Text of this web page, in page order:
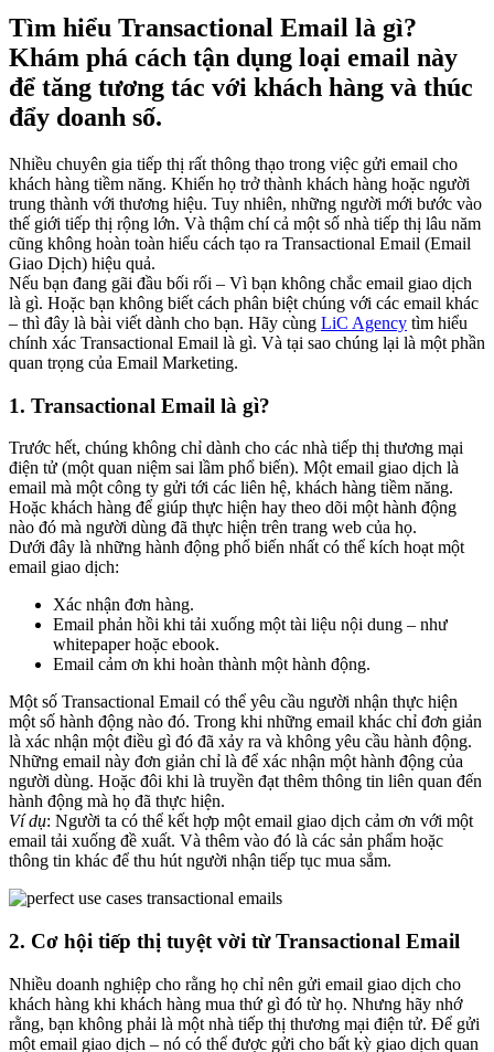
Tìm hiểu Transactional Email là gì?
Khám phá cách tận dụng loại email này
để tăng tương tác với khách hàng và thúc
đẩy doanh số.
Nhiều chuyên gia tiếp thị rất thông thạo trong việc gửi email cho
khách hàng tiềm năng. Khiến họ trở thành khách hàng hoặc người
trung thành với thương hiệu. Tuy nhiên, những người mới bước vào
thế giới tiếp thị rộng lớn. Và thậm chí cả một số nhà tiếp thị lâu năm
cũng không hoàn toàn hiểu cách tạo ra Transactional Email (Email
Giao Dịch) hiệu quả.
Nếu bạn đang gãi đầu bối rối – Vì bạn không chắc email giao dịch
là gì. Hoặc bạn không biết cách phân biệt chúng với các email khác
– thì đây là bài viết dành cho bạn. Hãy cùng LiC Agency tìm hiểu
chính xác Transactional Email là gì. Và tại sao chúng lại là một phần
quan trọng của Email Marketing.
1. Transactional Email là gì?
Trước hết, chúng không chỉ dành cho các nhà tiếp thị thương mại
điện tử (một quan niệm sai lầm phổ biến). Một email giao dịch là
email mà một công ty gửi tới các liên hệ, khách hàng tiềm năng.
Hoặc khách hàng để giúp thực hiện hay theo dõi một hành động
nào đó mà người dùng đã thực hiện trên trang web của họ.
Dưới đây là những hành động phổ biến nhất có thể kích hoạt một
email giao dịch:
Xác nhận đơn hàng.
Email phản hồi khi tải xuống một tài liệu nội dung – như
whitepaper hoặc ebook.
Email cảm ơn khi hoàn thành một hành động.
Một số Transactional Email có thể yêu cầu người nhận thực hiện
một số hành động nào đó. Trong khi những email khác chỉ đơn giản
là xác nhận một điều gì đó đã xảy ra và không yêu cầu hành động.
Những email này đơn giản chỉ là để xác nhận một hành động của
người dùng. Hoặc đôi khi là truyền đạt thêm thông tin liên quan đến
hành động mà họ đã thực hiện.
Ví dụ: Người ta có thể kết hợp một email giao dịch cảm ơn với một
email tải xuống đề xuất. Và thêm vào đó là các sản phẩm hoặc
thông tin khác để thu hút người nhận tiếp tục mua sắm.
2. Cơ hội tiếp thị tuyệt vời từ Transactional Email
Nhiều doanh nghiệp cho rằng họ chỉ nên gửi email giao dịch cho
khách hàng khi khách hàng mua thứ gì đó từ họ. Nhưng hãy nhớ
rằng, bạn không phải là một nhà tiếp thị thương mại điện tử. Để gửi
một email giao dịch – nó có thể được gửi cho bất kỳ giao dịch quan